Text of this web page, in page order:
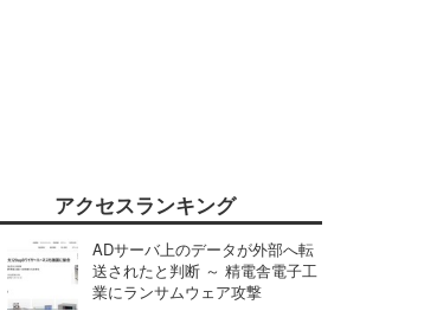
アクセスランキング
ADサーバ上のデータが外部へ転
送されたと判断 ～ 精電舎電子工
業にランサムウェア攻撃